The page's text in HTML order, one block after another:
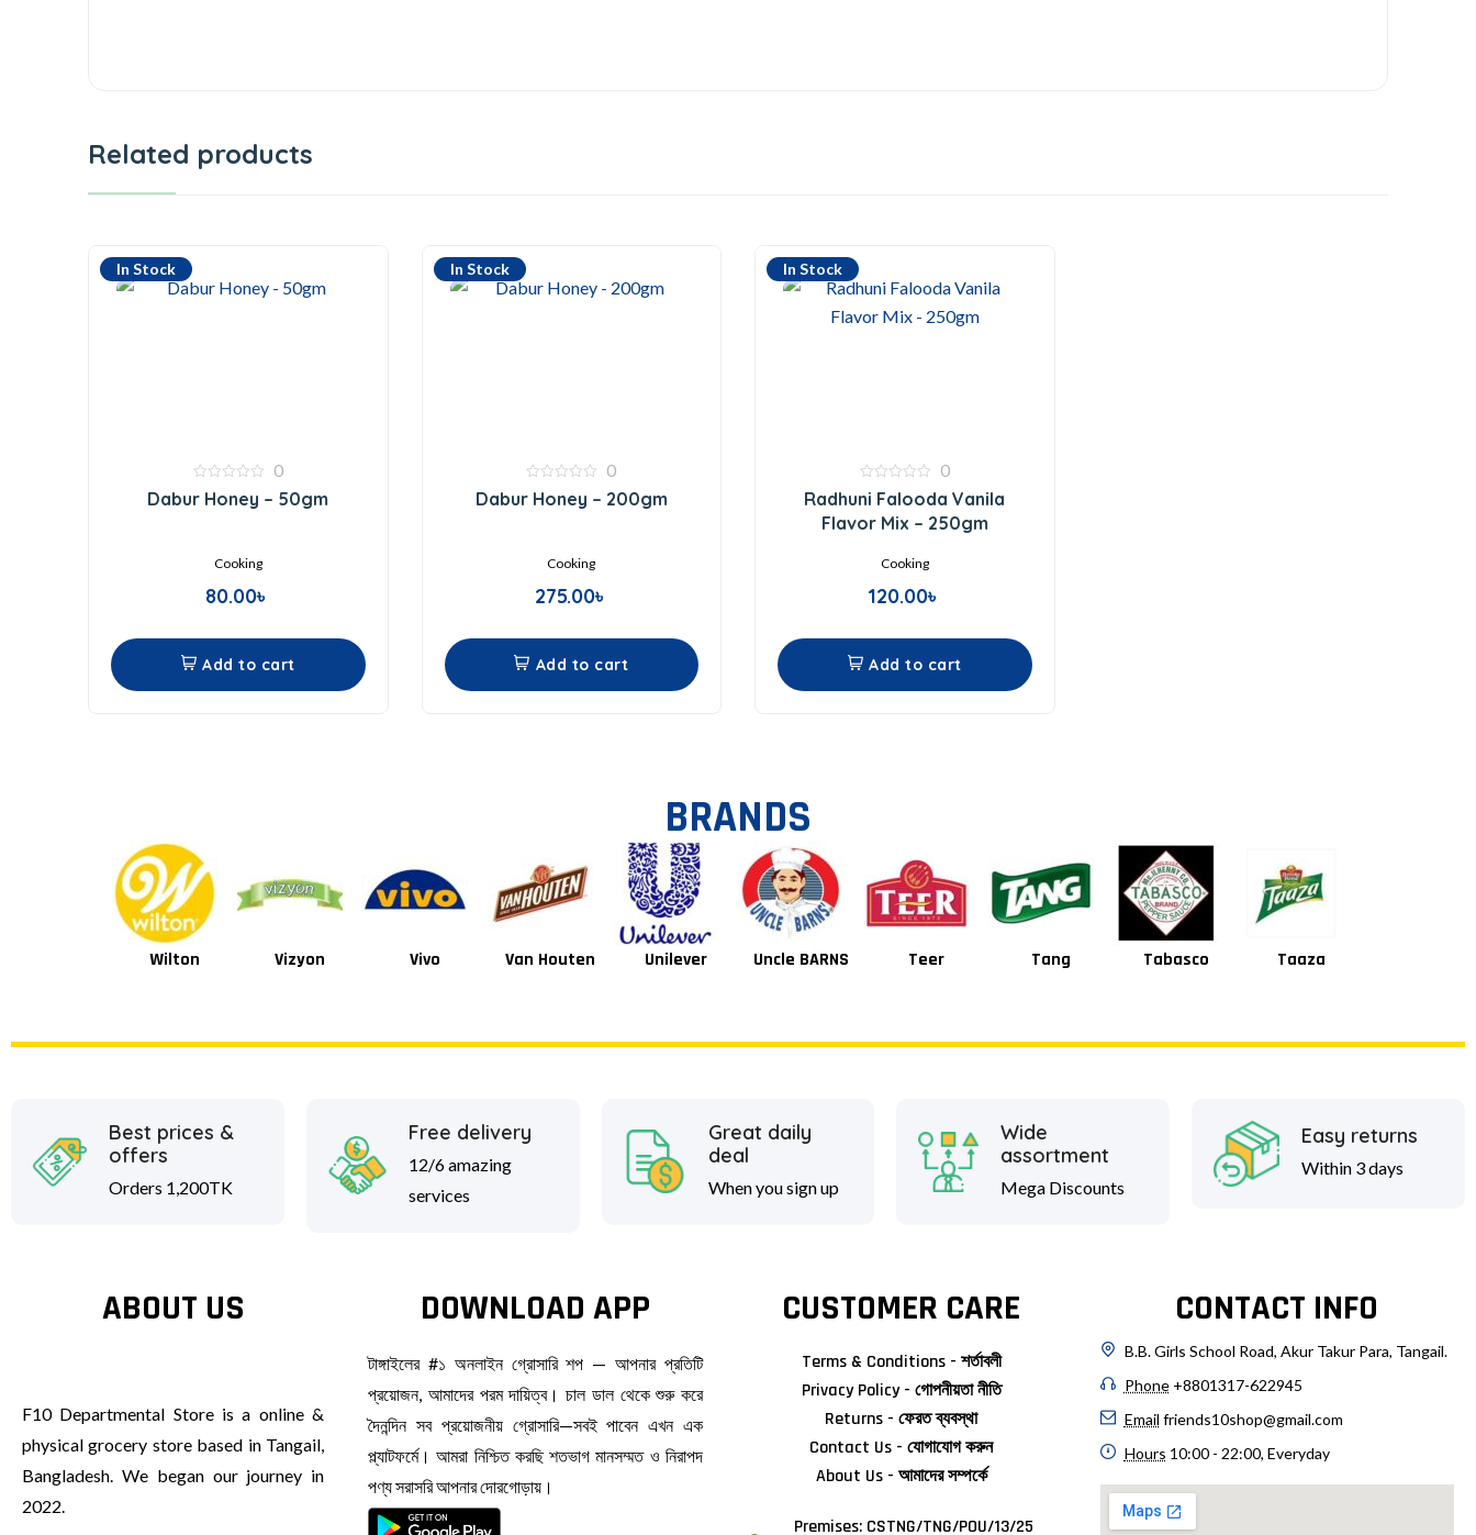
Related products
In Stock
out
0
Dabur Honey – 50gm
Cooking
80.00৳
Add to cart
In Stock
out
0
Dabur Honey – 200gm
Cooking
275.00৳
Add to cart
In Stock
out
5
0
Radhuni Falooda Vanila
Flavor Mix – 250gm
Cooking
120.00৳
Add to cart
BRANDS
Vizyon Vivo Van Houten Unilever Uncle BARNS Teer Tang Tabasco Taaza Square
Best prices &
offers
Orders 1,200TK
Free delivery
12/6 amazing
services
Great daily
deal
When you sign up
Wide
assortment
Mega Discounts
Easy returns
Within 3 days
ABOUT US
F10 Departmental Store is a online &
physical grocery store based in Tangail,
Bangladesh. We began our journey in
2022.
DOWNLOAD APP
টাঙ্গাইলের #১ অনলাইন গ্রোসারি শপ — আপনার প্রতিটি
প্রয়োজন, আমাদের পরম দায়িত্ব। চাল ডাল থেকে শুরু করে
দৈনন্দিন সব প্রয়োজনীয় গ্রোসারি—সবই পাবেন এখন এক
প্ল্যাটফর্মে। আমরা নিশ্চিত করছি শতভাগ মানসম্মত ও নিরাপদ
পণ্য সরাসরি আপনার দোরগোড়ায়।
CUSTOMER CARE
Terms & Conditions - শর্তাবলী
Privacy Policy - গোপনীয়তা নীতি
Returns - ফেরত ব্যবস্থা
Contact Us - যোগাযোগ করুন
About Us - আমাদের সম্পর্কে
Premises: CSTNG/TNG/POU/13/25
CONTACT INFO
B.B. Girls School Road, Akur Takur Para, Tangail.
Phone +8801317-622945
Email friends10shop@gmail.com
Hours 10:00 - 22:00, Everyday